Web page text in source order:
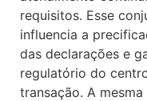
requisitos. Esse
influencia a
das declarações e
regulatório do
transação. A